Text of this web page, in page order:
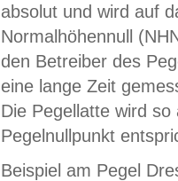
absolut und wird auf
Normalhöhennull
den Betreiber des
eine lange Zeit
Die Pegellatte wird
Pegelnullpunkt
Beispiel am Pegel